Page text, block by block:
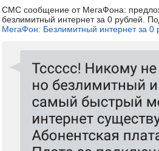
СМС сообщение от МегаФона:
безлимитный интернет за 0 рублей.
МегаФон: Безлимитный интернет за 0